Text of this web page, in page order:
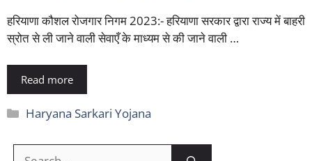
हरियाणा कौशल रोजगार निगम 2023:- हरियाणा सरकार द्वारा राज्य में बाहरी
स्रोत से ली जाने वाली सेवाएँ के माध्यम से की जाने वाली …
Read more
Categories
Haryana Sarkari Yojana